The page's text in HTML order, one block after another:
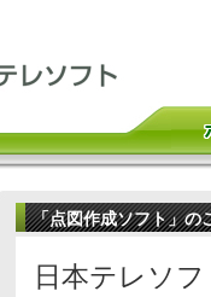
「点図作成ソフト」の
日本テレソ